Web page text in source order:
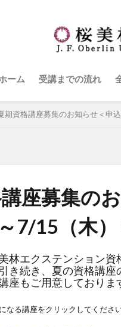
ーム 受講までの流れ
期資格講座募集のお知らせ＜申
座募集の
7/15（木）
林エクステンション資
き続き、夏の資格講座
座もご用意しておりま
なる講座をクリックしてください